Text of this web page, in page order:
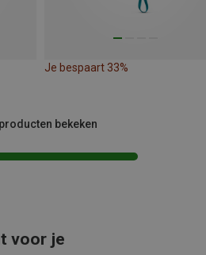
Je bespaart 33%
bekeken
voor je